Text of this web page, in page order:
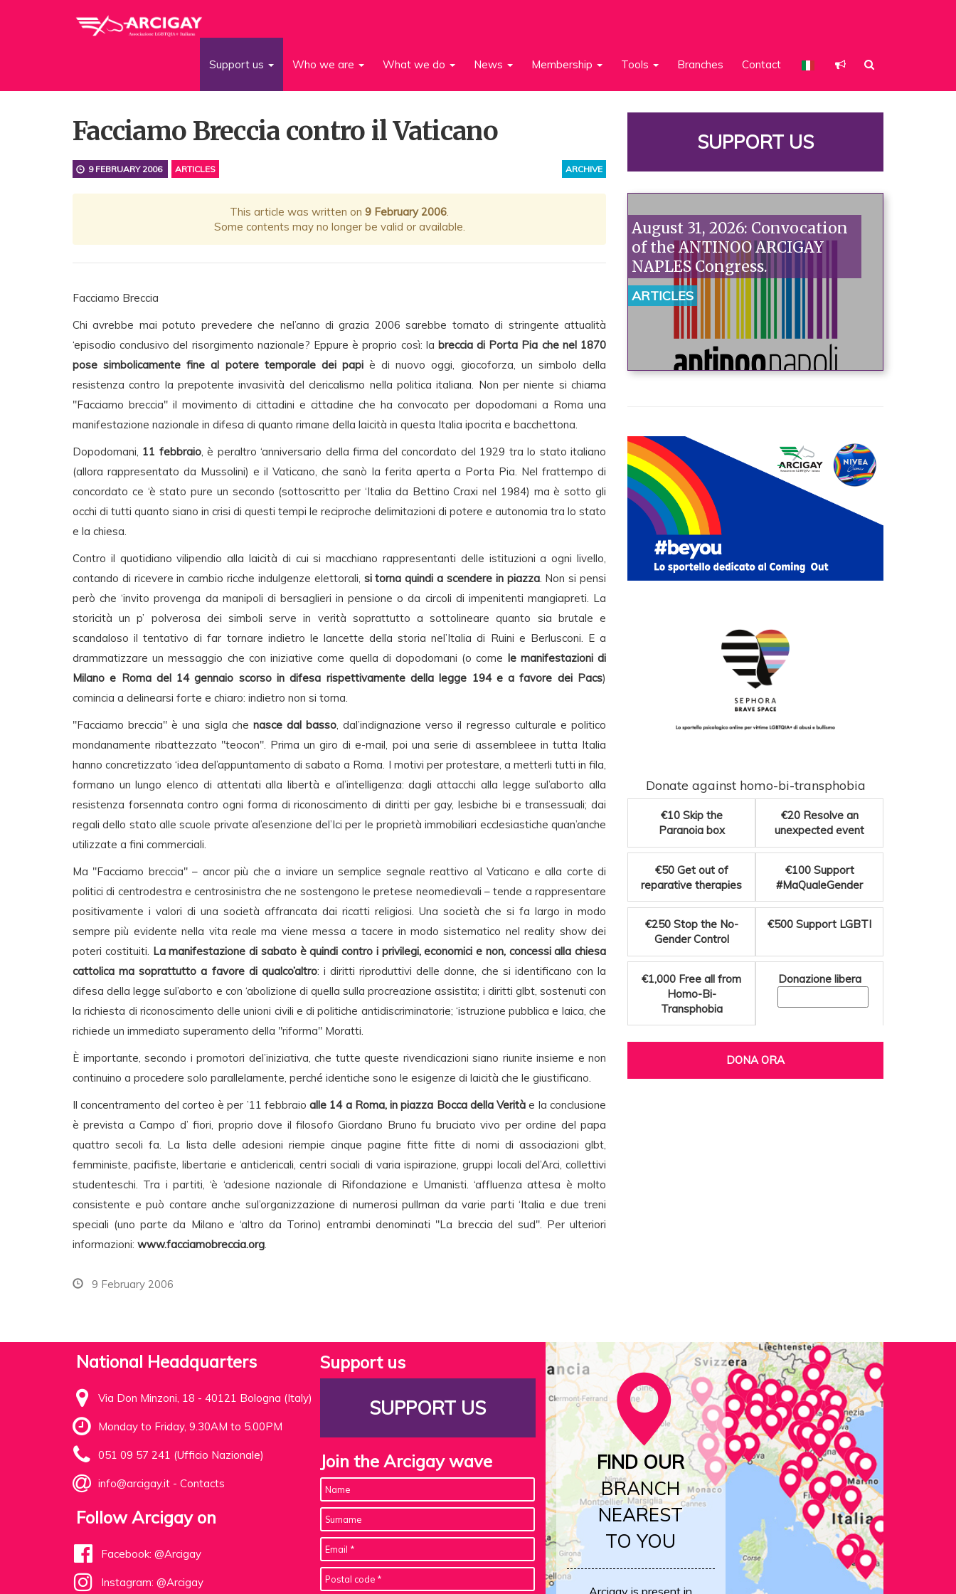
Support us Who we are What we do News Membership Tools Branches Contact
Facciamo Breccia contro il Vaticano
ARCHIVE
9 FEBRUARY 2006 ARTICLES
This article was written on 9 February 2006.
Some contents may no longer be valid or available.
Facciamo Breccia
Chi avrebbe mai potuto prevedere che nel’anno di grazia 2006 sarebbe tornato di stringente attualità
‘episodio conclusivo del risorgimento nazionale? Eppure è proprio così: la breccia di Porta Pia che nel 1870
pose simbolicamente fine al potere temporale dei papiè di nuovo oggi, giocoforza, un simbolo della
resistenza contro la prepotente invasività del clericalismo nella politica italiana. Non per niente si chiama
"Facciamo breccia" il movimento di cittadini e cittadine che ha convocato per dopodomani a Roma una
manifestazione nazionale in difesa di quanto rimane della laicità in questa Italia ipocrita e bacchettona.
Dopodomani, 11 febbraio, è peraltro ‘anniversario della firma del concordato del 1929 tra lo stato italiano
(allora rappresentato da Mussolini) e il Vaticano, che sanò la ferita aperta a Porta Pia. Nel frattempo di
concordato ce ‘è stato pure un secondo (sottoscritto per ‘Italia da Bettino Craxi nel 1984) ma è sotto gli
occhi di tutti quanto siano in crisi di questi tempi le reciproche delimitazioni di potere e autonomia tra lo stato
e la chiesa.
Contro il quotidiano vilipendio alla laicità di cui si macchiano rappresentanti delle istituzioni a ogni livello,
contando di ricevere in cambio ricche indulgenze elettorali, si torna quindi a scendere in piazza. Non si pensi
però che ‘invito provenga da manipoli di bersaglieri in pensione o da circoli di impenitenti mangiapreti. La
storicità un p’ polverosa dei simboli serve in verità soprattutto a sottolineare quanto sia brutale e
scandaloso il tentativo di far tornare indietro le lancette della storia nel’Italia di Ruini e Berlusconi. E a
drammatizzare un messaggio che con iniziative come quella di dopodomani (o come le manifestazioni di
Milano e Roma del 14 gennaio scorso in difesa rispettivamente della legge 194 e a favore dei Pacs)
comincia a delinearsi forte e chiaro: indietro non si torna.
"Facciamo breccia" è una sigla che nasce dal basso, dal’indignazione verso il regresso culturale e politico
mondanamente ribattezzato "teocon". Prima un giro di e-mail, poi una serie di assembleee in tutta Italia
hanno concretizzato ‘idea del’appuntamento di sabato a Roma. I motivi per protestare, a metterli tutti in fila,
formano un lungo elenco di attentati alla libertà e al’intelligenza: dagli attacchi alla legge sul’aborto alla
resistenza forsennata contro ogni forma di riconoscimento di diritti per gay, lesbiche bi e transessuali; dai
regali dello stato alle scuole private al’esenzione del’Ici per le proprietà immobiliari ecclesiastiche quan’anche
utilizzate a fini commerciali.
Ma "Facciamo breccia" – ancor più che a inviare un semplice segnale reattivo al Vaticano e alla corte di
politici di centrodestra e centrosinistra che ne sostengono le pretese neomedievali – tende a rappresentare
positivamente i valori di una società affrancata dai ricatti religiosi. Una società che si fa largo in modo
sempre più evidente nella vita reale ma viene messa a tacere in modo sistematico nel reality show dei
poteri costituiti. La manifestazione di sabato è quindi contro i privilegi, economici e non, concessi alla chiesa
cattolica ma soprattutto a favore di qualco’altro: i diritti riproduttivi delle donne, che si identificano con la
difesa della legge sul’aborto e con ‘abolizione di quella sulla procreazione assistita; i diritti glbt, sostenuti con
la richiesta di riconoscimento delle unioni civili e di politiche antidiscriminatorie; ‘istruzione pubblica e laica, che
richiede un immediato superamento della "riforma" Moratti.
È importante, secondo i promotori del’iniziativa, che tutte queste rivendicazioni siano riunite insieme e non
continuino a procedere solo parallelamente, perché identiche sono le esigenze di laicità che le giustificano.
Il concentramento del corteo è per ’11 febbraioalle 14 a Roma, in piazza Bocca della Verità e la conclusione
è prevista a Campo d’ fiori, proprio dove il filosofo Giordano Bruno fu bruciato vivo per ordine del papa
quattro secoli fa. La lista delle adesioni riempie cinque pagine fitte fitte di nomi di associazioni glbt,
femministe, pacifiste, libertarie e anticlericali, centri sociali di varia ispirazione, gruppi locali del’Arci, collettivi
studenteschi. Tra i partiti, ‘è ‘adesione nazionale di Rifondazione e Umanisti. ‘affluenza attesa è molto
consistente e può contare anche sul’organizzazione di numerosi pullman da varie parti ‘Italia e due treni
speciali (uno parte da Milano e ‘altro da Torino) entrambi denominati "La breccia del sud". Per ulteriori
informazioni: www.facciamobreccia.org.
9 February 2006
SUPPORT US
August 31, 2026: Convocation
of the ANTINOO ARCIGAY
NAPLES Congress.
ARTICLES
Donate against homo-bi-transphobia
€10 Skip the
Paranoia box
€20 Resolve an
unexpected event
€50 Get out of
reparative therapies
€100 Support
#MaQualeGender
€250 Stop the No-
Gender Control
€500 Support LGBTI
€1,000 Free all from
Homo-Bi-
Transphobia
Donazione libera
DONA ORA
National Headquarters
Via Don Minzoni, 18 - 40121 Bologna (Italy)
Monday to Friday, 9.30AM to 5.00PM
051 09 57 241 (Ufficio Nazionale)
info@arcigay.it - Contacts
Follow Arcigay on
Facebook: @Arcigay
Instagram: @Arcigay
Support us
SUPPORT US
Join the Arcigay wave
FIND OUR
BRANCH
NEAREST
TO YOU
Arcigay is present in